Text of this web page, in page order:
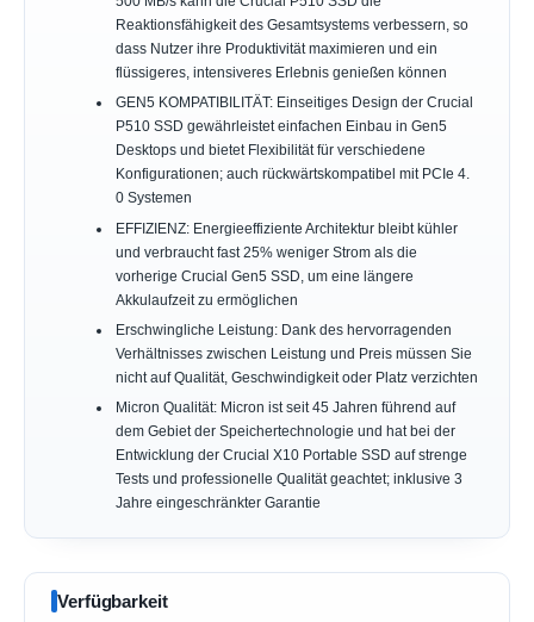
Reaktionsfähigkeit des Gesamtsystems verbessern, so
dass Nutzer ihre Produktivität maximieren und ein
flüssigeres, intensiveres Erlebnis genießen können
GEN5 KOMPATIBILITÄT: Einseitiges Design der Crucial
P510 SSD gewährleistet einfachen Einbau in Gen5
Desktops und bietet Flexibilität für verschiedene
Konfigurationen; auch rückwärtskompatibel mit PCIe 4.
0 Systemen
EFFIZIENZ: Energieeffiziente Architektur bleibt kühler
und verbraucht fast 25% weniger Strom als die
vorherige Crucial Gen5 SSD, um eine längere
Akkulaufzeit zu ermöglichen
Erschwingliche Leistung: Dank des hervorragenden
Verhältnisses zwischen Leistung und Preis müssen Sie
nicht auf Qualität, Geschwindigkeit oder Platz verzichten
Micron Qualität: Micron ist seit 45 Jahren führend auf
dem Gebiet der Speichertechnologie und hat bei der
Entwicklung der Crucial X10 Portable SSD auf strenge
Tests und professionelle Qualität geachtet; inklusive 3
Jahre eingeschränkter Garantie
Verfügbarkeit